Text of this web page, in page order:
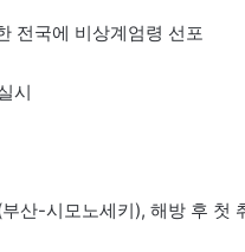
전국에 비상계엄령 선포
시
산-시모노세키), 해방 후 첫